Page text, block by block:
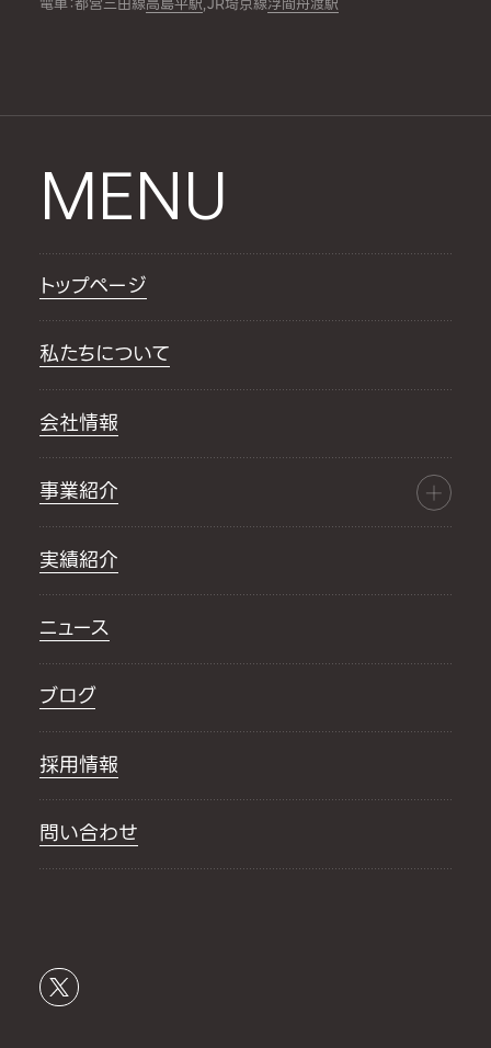
MENU
トップページ
私たちについて
会社情報
事業紹介
実績紹介
ニュース
ブログ
採用情報
問い合わせ